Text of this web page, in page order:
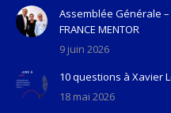
Assemblée Générale
FRANCE MENTOR
9 juin 2026
10 questions à Xavier
18 mai 2026